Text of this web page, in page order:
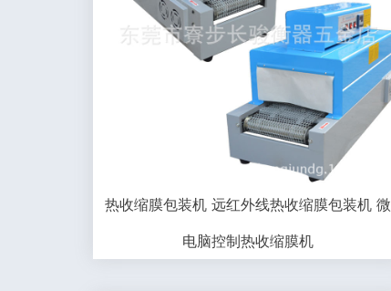
热收缩膜包装机 远红外线热收缩膜包装机 微
电脑控制热收缩膜机